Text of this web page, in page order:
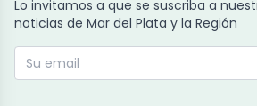
Lo invitamos a que se suscriba a
noticias de Mar del Plata y la Región